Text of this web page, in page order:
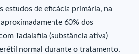
estudos de eficácia primária, na
60% dos
Tadalafila (substância ativa)
normal durante o tratamento.